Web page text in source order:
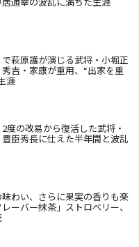
で萩原護が演じる武将・小堀正
吉・家康が重用、“出家を重
涯
2度の改易から復活した武将・
臣秀長に仕えた半年間と波乱
わい、さらに果実の香りも楽
ーバー抹茶」ストロベリー、